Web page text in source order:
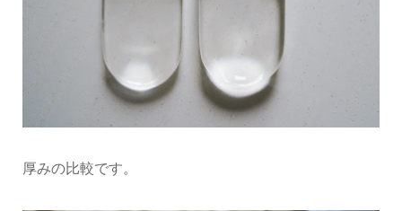
厚みの比較です。